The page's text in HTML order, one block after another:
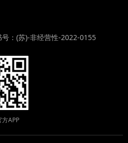
：(苏)-非经营性-2022-0155
APP